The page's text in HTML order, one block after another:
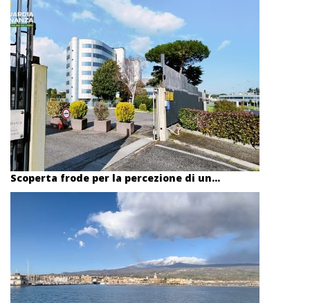
Scoperta frode per la percezione di un...